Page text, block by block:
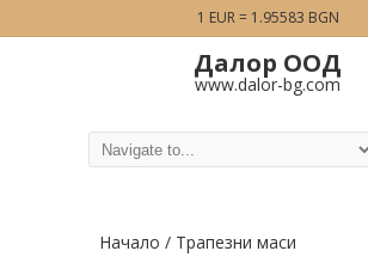
Далор ООД
www.dalor-bg.com
Начало / Трапезни маси
1 EUR = 1.95583 BGN